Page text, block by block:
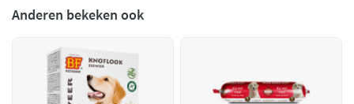
Anderen bekeken ook